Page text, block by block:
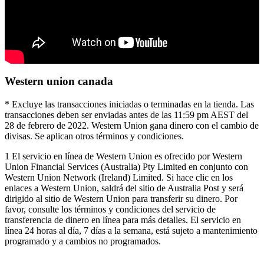
Western union canada
* Excluye las transacciones iniciadas o terminadas en la tienda. Las
transacciones deben ser enviadas antes de las 11:59 pm AEST del
28 de febrero de 2022. Western Union gana dinero con el cambio de
divisas. Se aplican otros términos y condiciones.
1 El servicio en línea de Western Union es ofrecido por Western
Union Financial Services (Australia) Pty Limited en conjunto con
Western Union Network (Ireland) Limited. Si hace clic en los
enlaces a Western Union, saldrá del sitio de Australia Post y será
dirigido al sitio de Western Union para transferir su dinero. Por
favor, consulte los términos y condiciones del servicio de
transferencia de dinero en línea para más detalles. El servicio en
línea 24 horas al día, 7 días a la semana, está sujeto a mantenimiento
programado y a cambios no programados.